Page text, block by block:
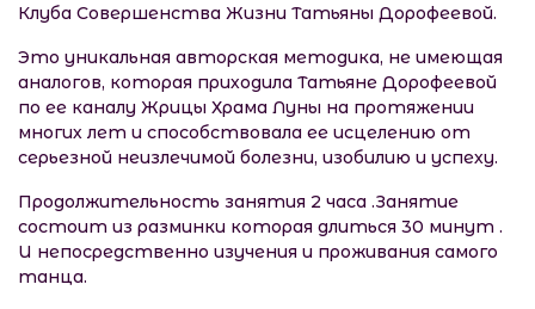
Клуба Совершенства Жизни Татьяны Дорофеевой.
Это уникальная авторская методика, не имеющая
аналогов, которая приходила Татьяне Дорофеевой
по ее каналу Жрицы Храма Луны на протяжении
многих лет и способствовала ее исцелению от
серьезной неизлечимой болезни, изобилию и успеху.
Продолжительность занятия 2 часа .Занятие
состоит из разминки которая длиться 30 минут .
И непосредственно изучения и проживания самого
танца.